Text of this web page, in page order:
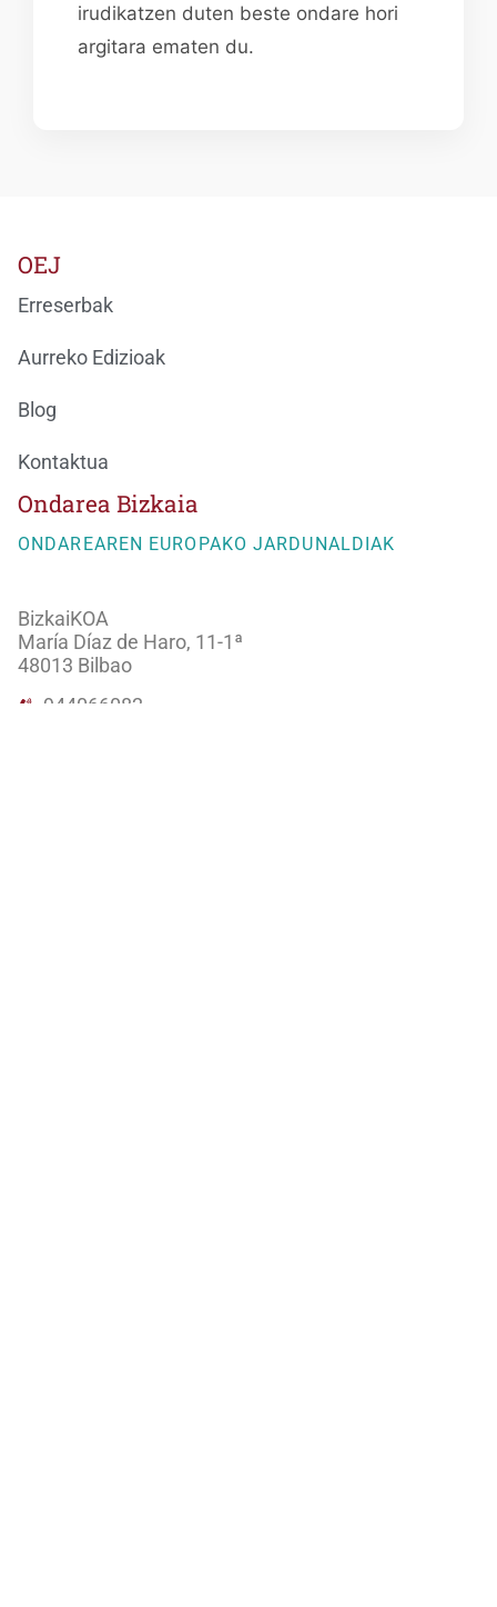
irudikatzen duten beste ondare hori
argitara ematen du.
Ondarea Bizkaia
ONDAREAREN EUROPAKO JARDUNALDIAK
BizkaiKOA
María Díaz de Haro, 11-1ª
48013 Bilbao
944066082
OEJ
Erreserbak
Aurreko Edizioak
Blog
Kontaktua